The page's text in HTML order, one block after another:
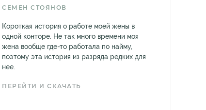
СЕМЕН СТОЯНОВ
Короткая история о работе моей жены в
одной конторе. Не так много времени моя
жена вообще где-то работала по найму,
поэтому эта история из разряда редких для
нее.
ПЕРЕЙТИ И СКАЧАТЬ